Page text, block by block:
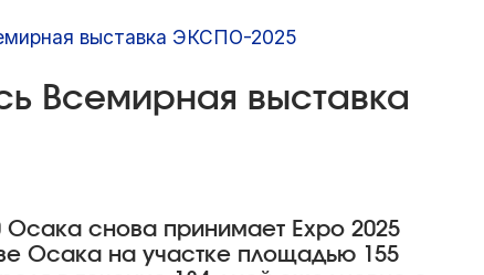
выставка ЭКСПО-2025
Всемирная выставка
Осака снова принимает Expo 2025
Осака на участке площадью 155